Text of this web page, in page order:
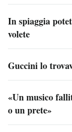
In spiaggia
volete
Guccini lo
«Un musico
o un prete»